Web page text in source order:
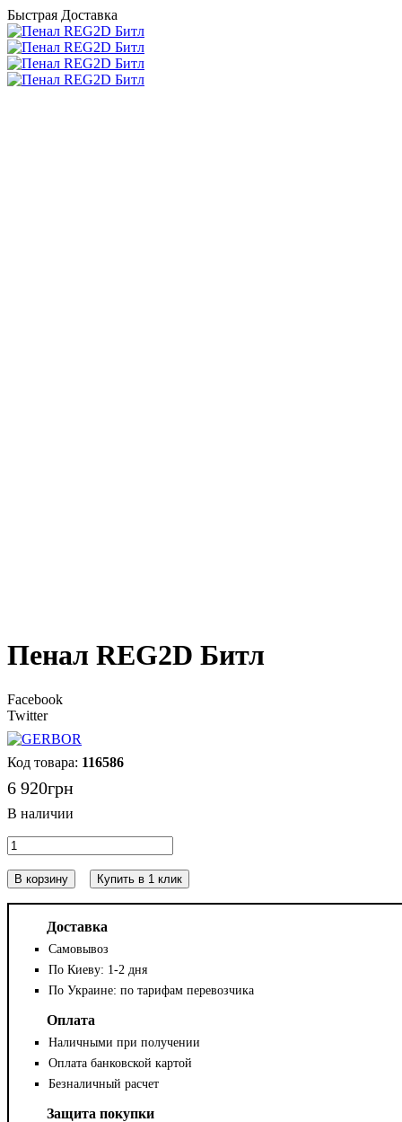
Быстрая Доставка
Пенал REG2D Битл
Facebook
Twitter
116586
6 920грн
В корзину Купить в 1 клик
Доставка
Самовывоз
По Киеву: 1-2 дня
По Украине: по тарифам перевозчика
Оплата
Наличными при получении
Оплата банковской картой
Безналичный расчет
Защита покупки